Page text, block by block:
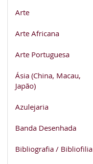
Arte
Arte Africana
Arte Portuguesa
Ásia (China, Macau,
Japão)
Azulejaria
Banda Desenhada
Bibliografia / Bibliofilia